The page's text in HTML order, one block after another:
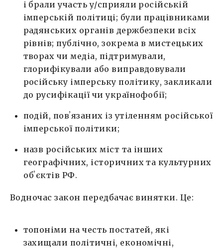
і брали участь у/сприяли російській
імперській політиці; були працівниками
радянських органів держбезпеки всіх
рівнів; публічно, зокрема в мистецьких
творах чи медіа, підтримували,
глорифікували або виправдовували
російську імперську політику, закликали
до русифікації чи українофобії;
подій, повʼязаних із утіленням російської
імперської політики;
назв російських міст та інших
географічних, історичних та культурних
обʼєктів РФ.
Водночас закон передбачає винятки. Це:
топоніми на честь постатей, які
захищали політичні, економічні,